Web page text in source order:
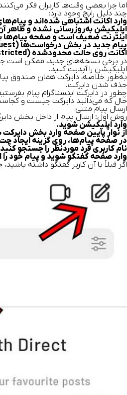
اما چرا بعضی وقت‌ها کاربران فکر
چند دلیل رایج وجود دارد:
وارد اکانت اشتباهی شده‌اند و
اپلیکیشن به‌روزرسانی نشده و ظاهر
اینترنت ضعیف است و صفحه پیام‌ها
پیام جدید در بخش درخواست‌ها (Message Request) قرار گرفته و در لیست اصلی دیده نمی‌شود.
اکانت روی حالت محدودشده (Restricted) تنظیم شده و پیام‌ها فیلتر شده‌اند.
در برخی نسخه‌های جدید، ممکن است جای
اپلیکیشن را آپدیت کنید.
به‌طور خلاصه، دایرکت همان صندوق
حذف شدن دایرکت.
چطور در دایرکت اینستاگرام پیام
حال که می‌دانید دایرکت چیست و
ارسال پیام متنی
روش اول: ارسال پیام از داخل بخش
وارد اپلیکیشن شوید.
از نوار پایین صفحه وارد بخش
در صفحه پیام‌ها، روی گزینه ایجاد
نام کاربری فرد موردنظر را جستجو
وارد صفحه گفتگو شوید و پیام خود را
اگر قبلاً با آن کاربر گفتگو داشته